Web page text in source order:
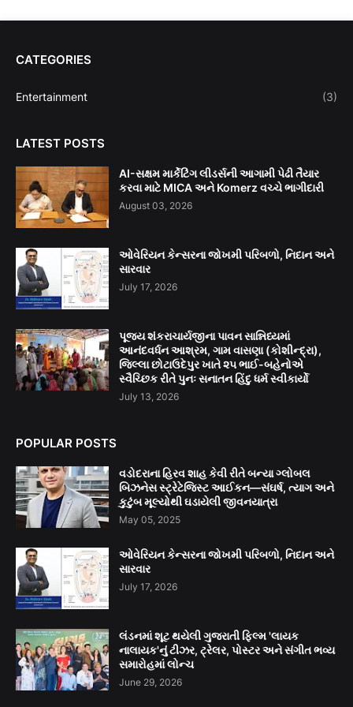
CATEGORIES
Entertainment (3)
LATEST POSTS
AI-સક્ષમ માર્કેટિંગ લીડર્સની આગામી પેઢી તૈયાર
કરવા માટે MICA અને Komerz વચ્ચે ભાગીદારી
August 03, 2026
ઓવેરિયન કેન્સરના જોખમી પરિબળો, નિદાન અને
સારવાર
July 17, 2026
પૂજ્ય શંકરાચાર્યજીના પાવન સાન્નિધ્યમાં
આનંદવર્ધન આશ્રમ, ગામ વાસણા (કોશીન્દ્રા),
જિલ્લા છોટાઉદેપુર ખાતે ૨૫ ભાઈ-બહેનોએ
સ્વૈચ્છિક રીતે પુનઃ સનાતન હિંદુ ધર્મ સ્વીકાર્યો
July 13, 2026
POPULAR POSTS
વડોદરાના હિરવ શાહ કેવી રીતે બન્યા ગ્લોબલ
બિઝનેસ સ્ટ્રેટેજિસ્ટ આઈકન—સંઘર્ષ, ત્યાગ અને
કુટુંબ મૂલ્યોથી ઘડાયેલી જીવનયાત્રા
May 05, 2025
ઓવેરિયન કેન્સરના જોખમી પરિબળો, નિદાન અને
સારવાર
July 17, 2026
લંડનમાં શૂટ થયેલી ગુજરાતી ફિલ્મ 'લાયક
નાલાયક'નું ટીઝર, ટ્રેલર, પોસ્ટર અને સંગીત ભવ્ય
સમારોહમાં લોન્ચ
June 29, 2026